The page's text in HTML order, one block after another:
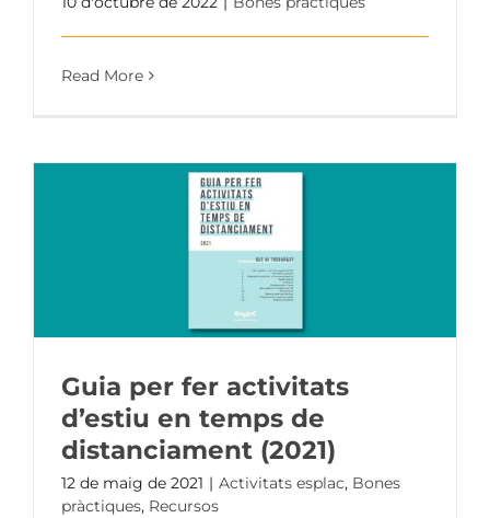
Read More
Guia per fer activitats
d’estiu en temps de
distanciament (2021)
12 de maig de 2021 | Activitats esplac, Bones
pràctiques, Recursos